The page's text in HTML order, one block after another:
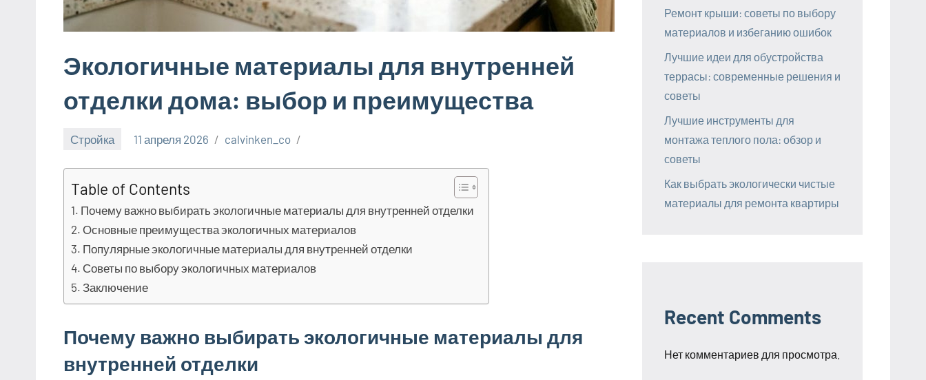
Экологичные материалы для внутренней
отделки дома: выбор и преимущества
Стройка 11 апреля 2026 calvinken_co
Table of Contents
Почему важно выбирать экологичные материалы для внутренней отделки
Основные преимущества экологичных материалов
Популярные экологичные материалы для внутренней отделки
Советы по выбору экологичных материалов
Заключение
Почему важно выбирать экологичные материалы для
внутренней отделки
Ремонт крыши: советы по выбору
материалов и избеганию ошибок
Лучшие идеи для обустройства
террасы: современные решения и
советы
Лучшие инструменты для
монтажа теплого пола: обзор и
советы
Как выбрать экологически чистые
материалы для ремонта квартиры
Recent Comments
Нет комментариев для просмотра.